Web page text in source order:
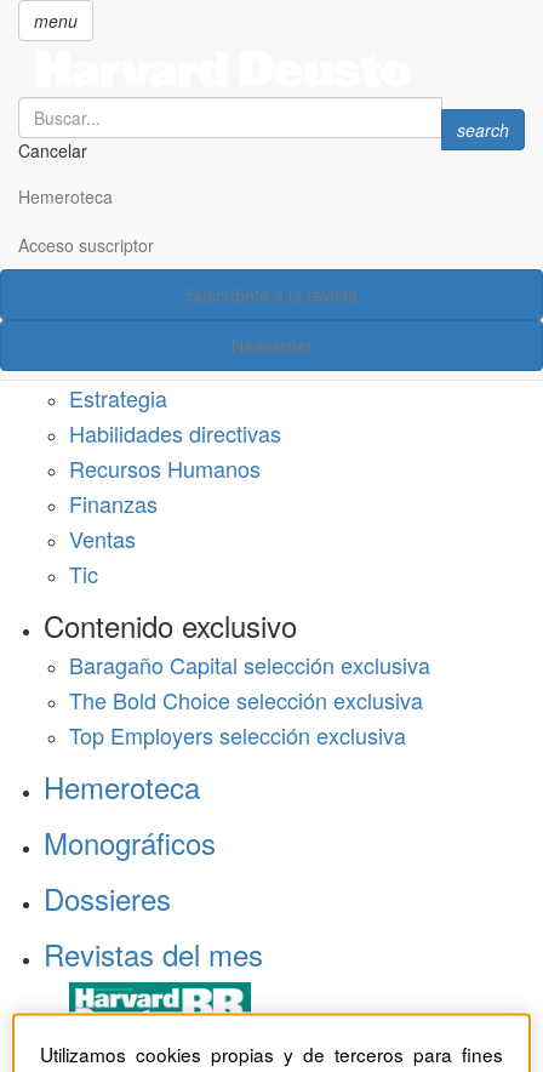
principal
menu
Search
Cancelar
Search
search
Hemeroteca
Acceso suscriptor
Suscríbete a la revista
Newsletter
Acceso suscriptor
Estrategia
Habilidades directivas
Recursos Humanos
Finanzas
Ventas
Tic
Contenido exclusivo
Baragaño Capital selección exclusiva
The Bold Choice selección exclusiva
Top Employers selección exclusiva
Hemeroteca
Monográficos
Dossieres
Revistas del mes
Utilizamos cookies propias y de terceros para fines